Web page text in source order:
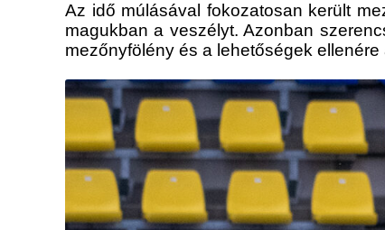
Az idő múlásával fokozatosan került
magukban a veszélyt. Azonban
mezőnyfölény és a lehetőségek